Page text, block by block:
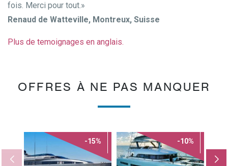
fois. Merci pour tout.»
Renaud de Watteville, Montreux, Suisse
Plus de temoignages en anglais.
OFFRES À NE PAS MANQUER
-15% -10%